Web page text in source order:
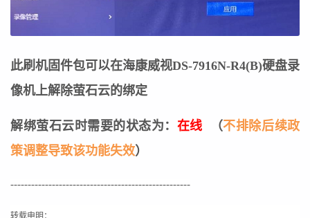
此刷机固件包可以在海康威视DS-7916N-R4(B)硬盘录
像机上解除萤石云的绑定
解绑萤石云时需要的状态为： 在线 （不排除后续政
策调整导致该功能失效）
----------------------------------------------------
转载申明：